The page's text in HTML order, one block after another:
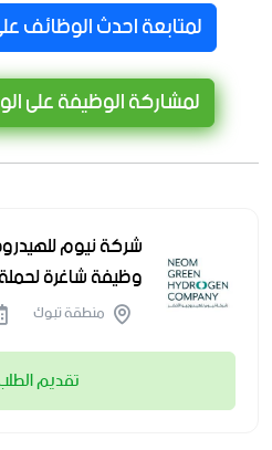
لمتابعة احدث الوظائف
لمشاركة الوظيفة على
وظيفة شاغرة
منطقة تبوك
تقديم